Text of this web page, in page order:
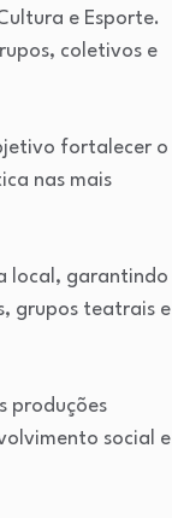
e Esporte.
coletivos e
fortalecer o
nas mais
local, garantindo
grupos teatrais e
produções
social e